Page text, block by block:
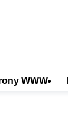
WWW